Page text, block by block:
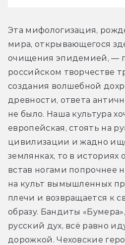
Эта мифологизация,
мира, открывающегося
очищения эпидемией, —
российском творчестве
создания волшебной
древности, ответа
не было. Наша культура
европейская, стоять на
цивилизации и жадно
землянках, то в историях
встав ногами попрочнее
на культ вымышленных
плечи и возвращается к
образу. Бандиты
русский дух, всё равно
дорожкой. Чеховские